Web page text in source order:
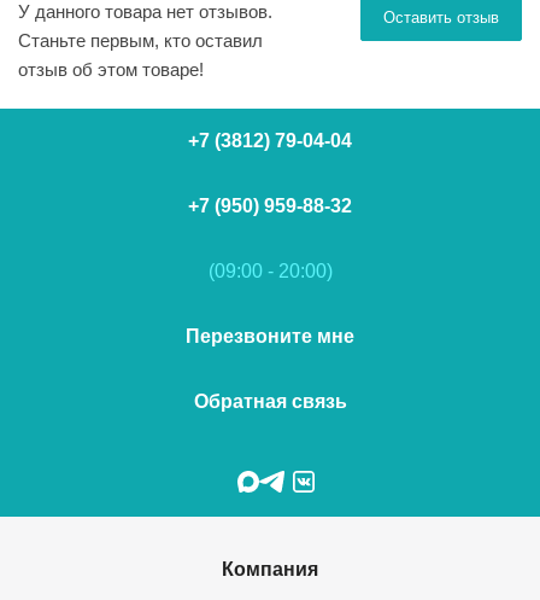
Оставить отзыв
У данного товара нет отзывов.
Станьте первым, кто оставил
отзыв об этом товаре!
+7 (3812) 79-04-04
+7 (950) 959-88-32
(09:00 - 20:00)
Перезвоните мне
Обратная связь
Компания